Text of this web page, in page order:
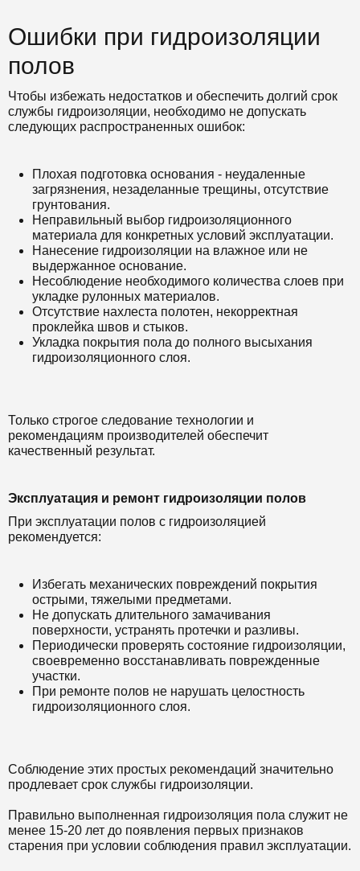
Ошибки при гидроизоляции
полов
Чтобы избежать недостатков и обеспечить долгий срок
службы гидроизоляции, необходимо не допускать
следующих распространенных ошибок:
Плохая подготовка основания - неудаленные
загрязнения, незаделанные трещины, отсутствие
грунтования.
Неправильный выбор гидроизоляционного
материала для конкретных условий эксплуатации.
Нанесение гидроизоляции на влажное или не
выдержанное основание.
Несоблюдение необходимого количества слоев при
укладке рулонных материалов.
Отсутствие нахлеста полотен, некорректная
проклейка швов и стыков.
Укладка покрытия пола до полного высыхания
гидроизоляционного слоя.
Только строгое следование технологии и
рекомендациям производителей обеспечит
качественный результат.
Эксплуатация и ремонт гидроизоляции полов
При эксплуатации полов с гидроизоляцией
рекомендуется:
Избегать механических повреждений покрытия
острыми, тяжелыми предметами.
Не допускать длительного замачивания
поверхности, устранять протечки и разливы.
Периодически проверять состояние гидроизоляции,
своевременно восстанавливать поврежденные
участки.
При ремонте полов не нарушать целостность
гидроизоляционного слоя.
Соблюдение этих простых рекомендаций значительно
продлевает срок службы гидроизоляции.
Правильно выполненная гидроизоляция пола служит не
менее 15-20 лет до появления первых признаков
старения при условии соблюдения правил эксплуатации.